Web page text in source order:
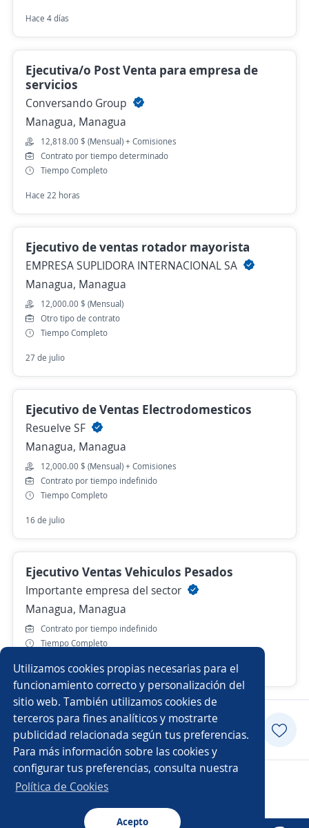
Utilizamos cookies propias necesarias para el
funcionamiento correcto y personalización del
sitio web. También utilizamos cookies de
terceros para fines analíticos y mostrarte
publicidad relacionada según tus preferencias.
Para más información sobre las cookies y
configurar tus preferencias, consulta nuestra
Política de Cookies
Acepto
Hace 4 días
Ejecutiva/o Post Venta para empresa de
servicios
Conversando Group
Managua, Managua
12,818.00 $ (Mensual) + Comisiones
Contrato por tiempo determinado
Tiempo Completo
Hace 22 horas
Ejecutivo de ventas rotador mayorista
EMPRESA SUPLIDORA INTERNACIONAL SA
Managua, Managua
12,000.00 $ (Mensual)
Otro tipo de contrato
Tiempo Completo
27 de julio
Ejecutivo de Ventas Electrodomesticos
Resuelve SF
Managua, Managua
12,000.00 $ (Mensual) + Comisiones
Contrato por tiempo indefinido
Tiempo Completo
16 de julio
Ejecutivo Ventas Vehiculos Pesados
Importante empresa del sector
Managua, Managua
Contrato por tiempo indefinido
Tiempo Completo
12 de julio
Postularme
Copyright 2014 - 2026 DGNET LTD.
Aviso legal